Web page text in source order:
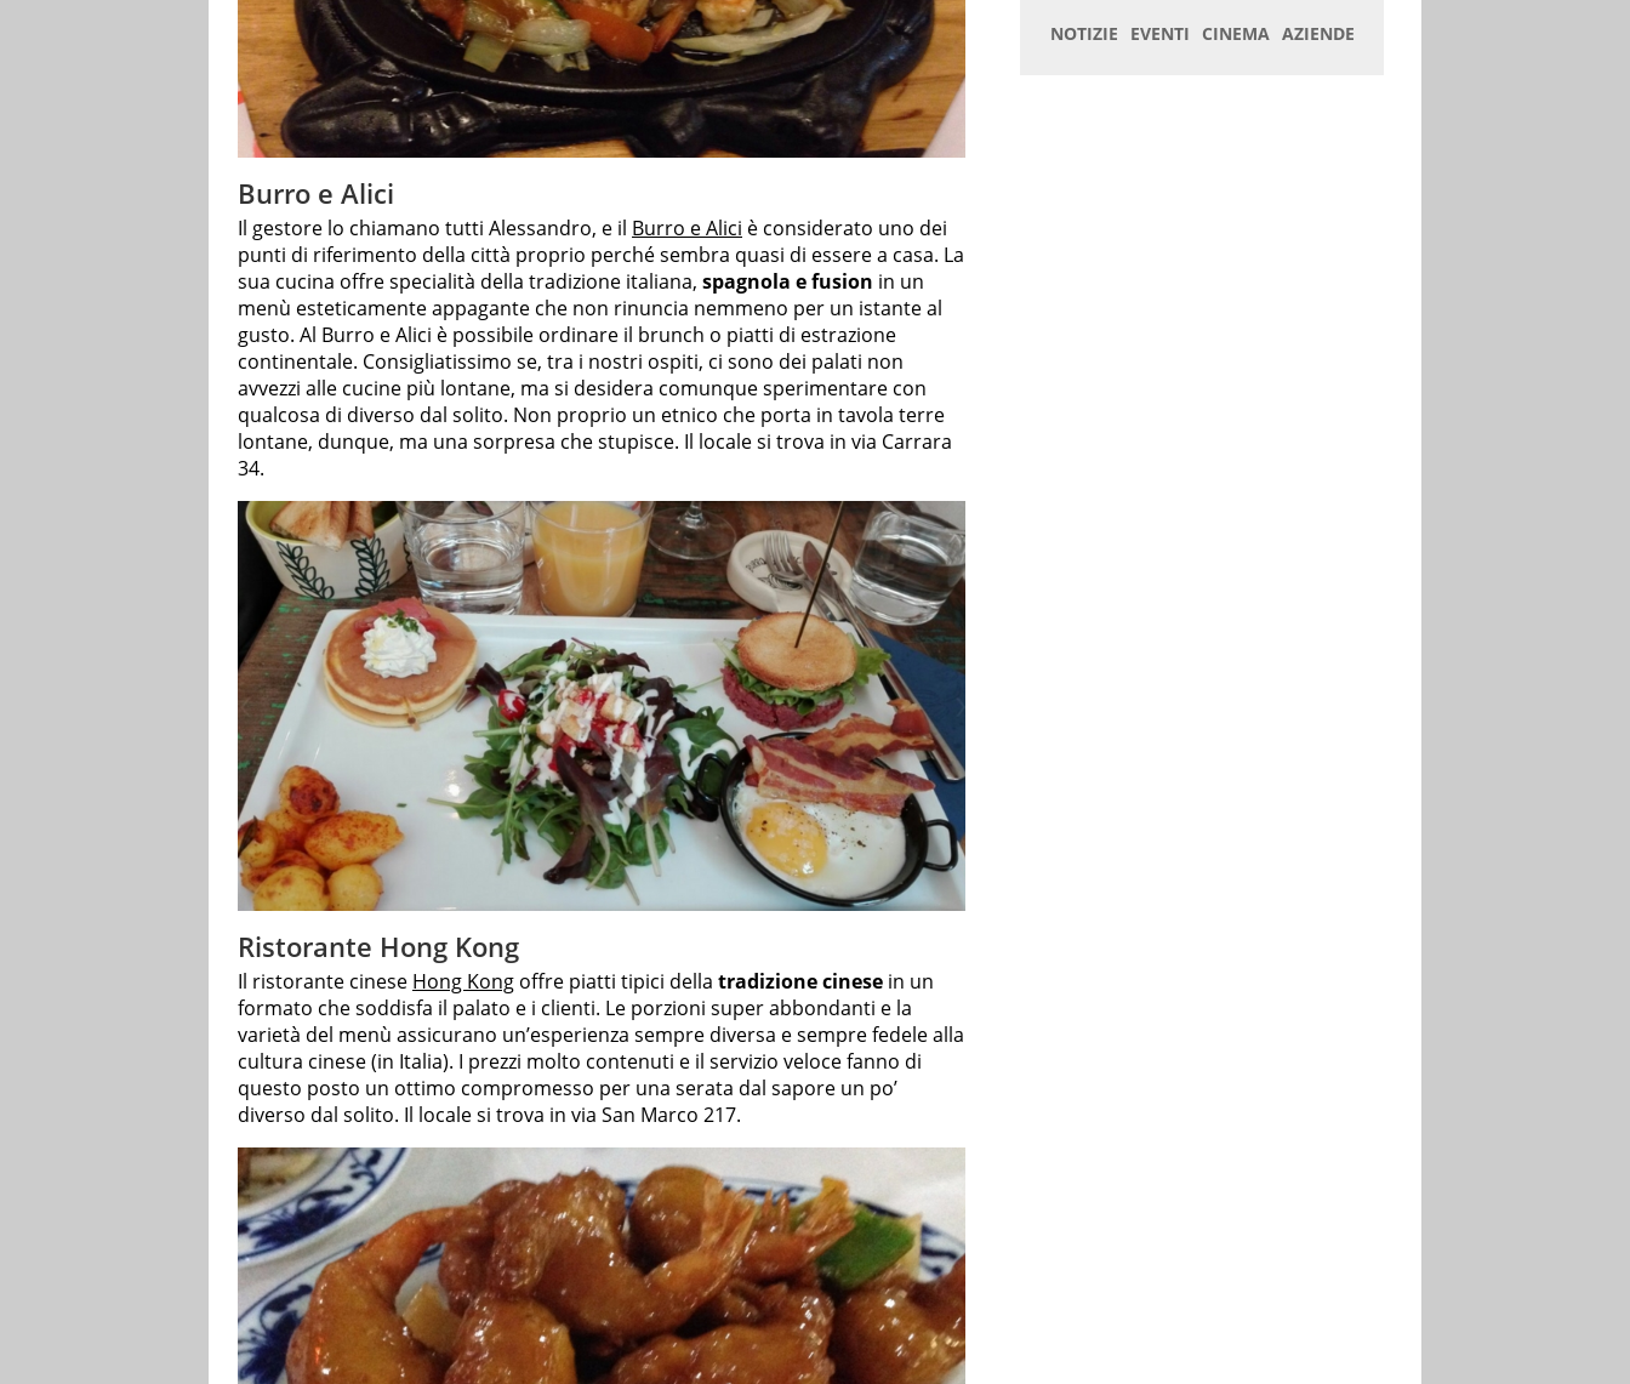
Burro e Alici
Il gestore lo chiamano tutti Alessandro, e il Burro e Alici è considerato uno dei
punti di riferimento della città proprio perché sembra quasi di essere a casa. La
sua cucina offre specialità della tradizione italiana, spagnola e fusion in un
menù esteticamente appagante che non rinuncia nemmeno per un istante al
gusto. Al Burro e Alici è possibile ordinare il brunch o piatti di estrazione
continentale. Consigliatissimo se, tra i nostri ospiti, ci sono dei palati non
avvezzi alle cucine più lontane, ma si desidera comunque sperimentare con
qualcosa di diverso dal solito. Non proprio un etnico che porta in tavola terre
lontane, dunque, ma una sorpresa che stupisce. Il locale si trova in via Carrara
34.
Ristorante Hong Kong
Il ristorante cinese Hong Kong offre piatti tipici della tradizione cinese in un
formato che soddisfa il palato e i clienti. Le porzioni super abbondanti e la
varietà del menù assicurano un’esperienza sempre diversa e sempre fedele alla
cultura cinese (in Italia). I prezzi molto contenuti e il servizio veloce fanno di
questo posto un ottimo compromesso per una serata dal sapore un po’
diverso dal solito. Il locale si trova in via San Marco 217.